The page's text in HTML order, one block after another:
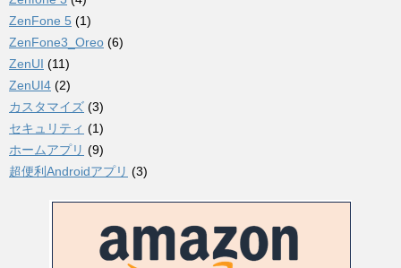
ZenFone 5 (1)
ZenFone3_Oreo (6)
ZenUI (11)
ZenUI4 (2)
カスタマイズ (3)
セキュリティ (1)
ホームアプリ (9)
超便利Androidアプリ (3)